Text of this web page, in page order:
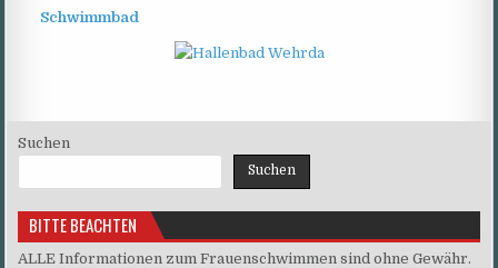
Schwimmbad
Suchen
Suchen
BITTE BEACHTEN
ALLE Informationen zum Frauenschwimmen sind ohne Gewähr.